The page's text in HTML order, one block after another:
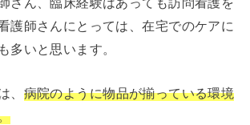
護師さんにとっては、在宅でのケアに
多いと思います。
、 病院のように物品が揃っている環境